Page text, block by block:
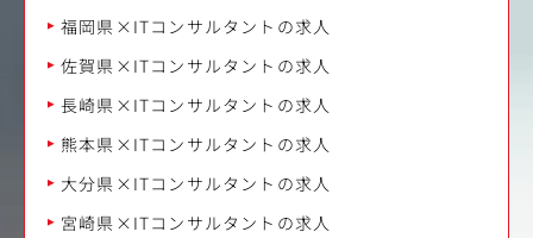
福岡県×ITコンサルタントの求人
佐賀県×ITコンサルタントの求人
長崎県×ITコンサルタントの求人
熊本県×ITコンサルタントの求人
大分県×ITコンサルタントの求人
宮崎県×ITコンサルタントの求人